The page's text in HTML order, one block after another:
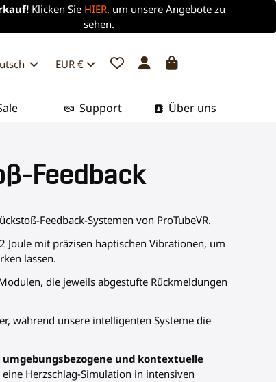
Klicken Sie HIER, um unsere Angebote zu
sehen.
EUR €
Über uns
Support
Feedback
Feedback-Systemen von ProTubeVR.
mit präzisen haptischen Vibrationen, um
lassen.
die jeweils abgestufte Rückmeldungen
während unsere intelligenten Systeme die
umgebungsbezogene und kontextuelle
Herzschlag-Simulation in intensiven